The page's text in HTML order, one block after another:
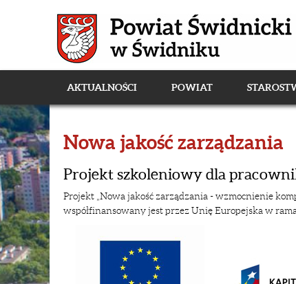
AKTUALNOŚCI POWIAT
Nowa jakość zarządzania
Projekt szkoleniowy dla
Projekt „Nowa jakość zarządzania - wzmocnienie
współfinansowany jest przez Unię Europejska w